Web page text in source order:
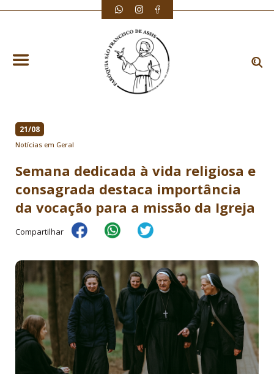
21/08
Notícias em Geral
Semana dedicada à vida religiosa e
consagrada destaca importância
da vocação para a missão da Igreja
Compartilhar